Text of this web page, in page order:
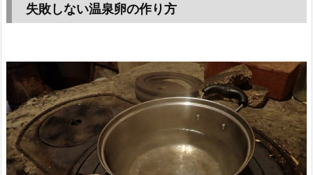
失敗しない温泉卵の作り方